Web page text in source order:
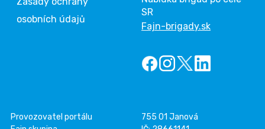
osobních údajů
SR
Fajn-brigady.sk
Provozovatel portálu
755 01 Janová